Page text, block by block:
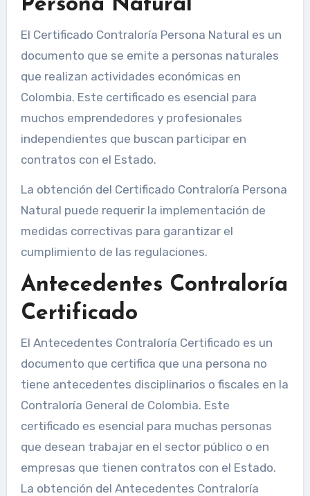
Persona Natural
El Certificado Contraloría Persona Natural es un
documento que se emite a personas naturales
que realizan actividades económicas en
Colombia. Este certificado es esencial para
muchos emprendedores y profesionales
independientes que buscan participar en
contratos con el Estado.
La obtención del Certificado Contraloría Persona
Natural puede requerir la implementación de
medidas correctivas para garantizar el
cumplimiento de las regulaciones.
Antecedentes Contraloría
Certificado
El Antecedentes Contraloría Certificado es un
documento que certifica que una persona no
tiene antecedentes disciplinarios o fiscales en la
Contraloría General de Colombia. Este
certificado es esencial para muchas personas
que desean trabajar en el sector público o en
empresas que tienen contratos con el Estado.
La obtención del Antecedentes Contraloría